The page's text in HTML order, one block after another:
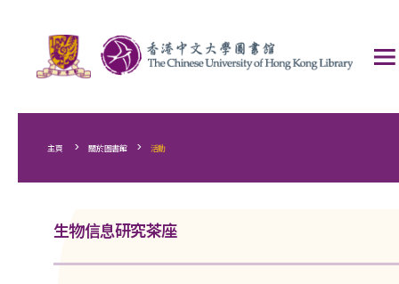
主頁 > 關於圖書館 > 活動
生物信息研究茶座